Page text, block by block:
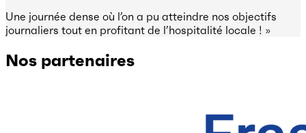
Une journée dense où l’on a pu atteindre nos objectifs
journaliers tout en profitant de l’hospitalité locale ! »
Nos partenaires